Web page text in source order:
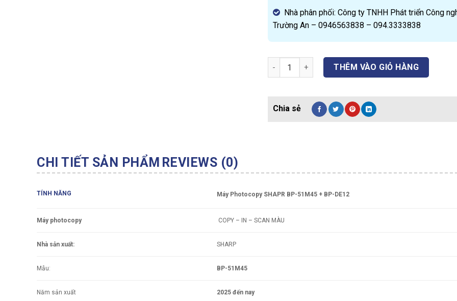
Nhà phân phối: Công ty TNHH Phát triển Công
Trường An – 0946563838 – 094.3333838
Máy Photocopy Sharp BP-51M45 + BP-DE12 -
THÊM VÀO GIỎ HÀNG
CHI TIẾT SẢN PHẨM REVIEWS (0)
TÍNH NĂNG Máy Photocopy SHAPR BP-51M45 + BP-DE12
Máy photocopy COPY – IN – SCAN MÀU
Nhà sản xuất: SHARP
Mẫu: BP-51M45
Năm sản xuất 2025 đến nay